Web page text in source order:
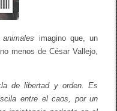
imagino que, un
menos de César Vallejo,
de libertad y orden. Es
entre el caos, por un